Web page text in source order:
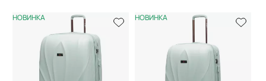
Сначала новинки
Сначала популярные
По возрастанию цены
По убыванию цены
НОВИНКА НОВИНКА